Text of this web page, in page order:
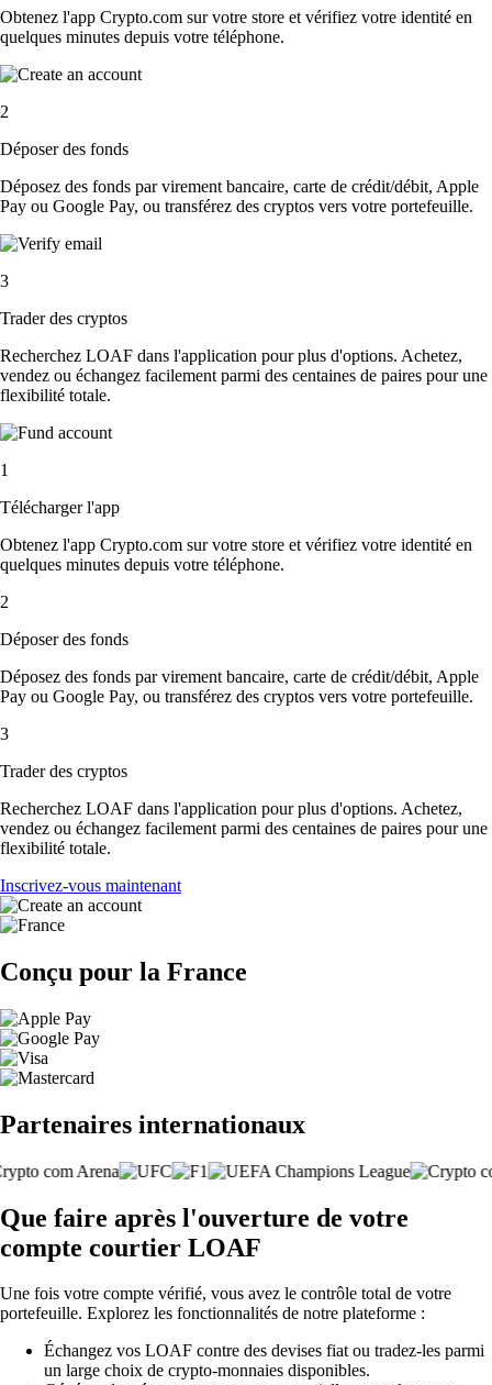
Obtenez l'app Crypto.com sur votre store et vérifiez votre identité en
quelques minutes depuis votre téléphone.
2
Déposer des fonds
Déposez des fonds par virement bancaire, carte de crédit/débit, Apple
Pay ou Google Pay, ou transférez des cryptos vers votre portefeuille.
3
Trader des cryptos
Recherchez LOAF dans l'application pour plus d'options. Achetez,
vendez ou échangez facilement parmi des centaines de paires pour une
flexibilité totale.
1
Télécharger l'app
Obtenez l'app Crypto.com sur votre store et vérifiez votre identité en
quelques minutes depuis votre téléphone.
2
Déposer des fonds
Déposez des fonds par virement bancaire, carte de crédit/débit, Apple
Pay ou Google Pay, ou transférez des cryptos vers votre portefeuille.
3
Trader des cryptos
Recherchez LOAF dans l'application pour plus d'options. Achetez,
vendez ou échangez facilement parmi des centaines de paires pour une
flexibilité totale.
Inscrivez-vous maintenant
Conçu pour la France
Partenaires internationaux
Que faire après l'ouverture de votre
compte courtier LOAF
Une fois votre compte vérifié, vous avez le contrôle total de votre
portefeuille. Explorez les fonctionnalités de notre plateforme :
Échangez vos LOAF contre des devises fiat ou tradez-les parmi
un large choix de crypto-monnaies disponibles.